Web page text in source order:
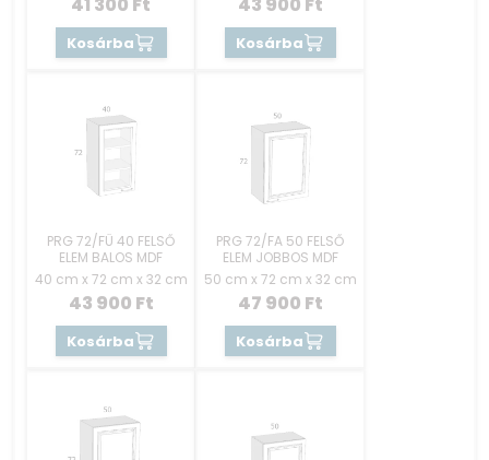
41 300 Ft
Kosárba
43 900 Ft
Kosárba
PRG 72/FÜ 40 FELSŐ
ELEM BALOS MDF
40 cm x 72 cm x 32 cm
43 900 Ft
Kosárba
PRG 72/FA 50 FELSŐ
ELEM JOBBOS MDF
50 cm x 72 cm x 32 cm
47 900 Ft
Kosárba